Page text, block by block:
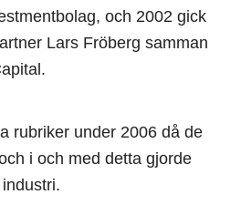
och 2002 gick
Lars Fröberg samman
rubriker under 2006 då de
i och med detta gjorde